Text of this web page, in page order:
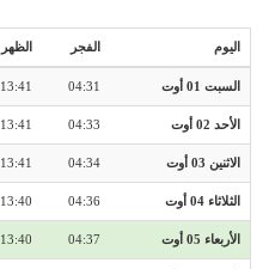
اليوم الفجر الظهر
السبت 01 أوت 04:31
13:41
الأحد 02 أوت 04:33
13:41
الاثنين 03 أوت 04:34
13:41
الثلاثاء 04 أوت 04:36
13:40
الأربعاء 05 أوت 04:37
13:40